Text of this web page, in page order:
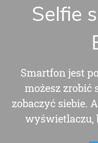
Selfie
Smartfon jest
możesz zrobić
zobaczyć siebie.
wyświetlaczu,